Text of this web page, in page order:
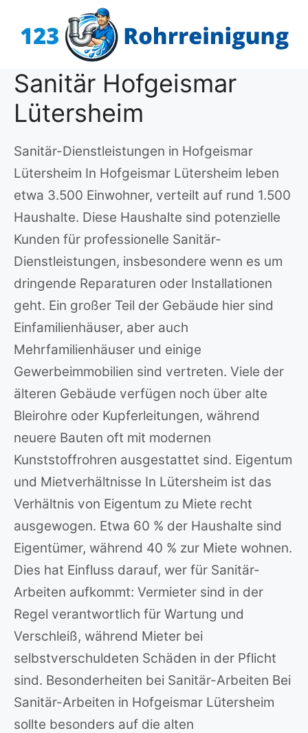
Inhalt
Sanitär Hofgeismar
Lütersheim
Sanitär-Dienstleistungen in Hofgeismar
Lütersheim In Hofgeismar Lütersheim leben
etwa 3.500 Einwohner, verteilt auf rund 1.500
Haushalte. Diese Haushalte sind potenzielle
Kunden für professionelle Sanitär-
Dienstleistungen, insbesondere wenn es um
dringende Reparaturen oder Installationen
geht. Ein großer Teil der Gebäude hier sind
Einfamilienhäuser, aber auch
Mehrfamilienhäuser und einige
Gewerbeimmobilien sind vertreten. Viele der
älteren Gebäude verfügen noch über alte
Bleirohre oder Kupferleitungen, während
neuere Bauten oft mit modernen
Kunststoffrohren ausgestattet sind. Eigentum
und Mietverhältnisse In Lütersheim ist das
Verhältnis von Eigentum zu Miete recht
ausgewogen. Etwa 60 % der Haushalte sind
Eigentümer, während 40 % zur Miete wohnen.
Dies hat Einfluss darauf, wer für Sanitär-
Arbeiten aufkommt: Vermieter sind in der
Regel verantwortlich für Wartung und
Verschleiß, während Mieter bei
selbstverschuldeten Schäden in der Pflicht
sind. Besonderheiten bei Sanitär-Arbeiten Bei
Sanitär-Arbeiten in Hofgeismar Lütersheim
sollte besonders auf die alten